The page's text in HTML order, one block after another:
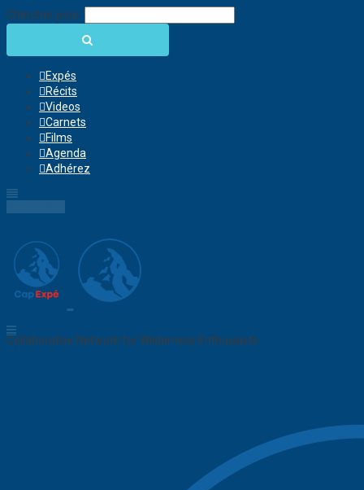
Chercher pour:
Expés
Récits
Videos
Carnets
Films
Agenda
Adhérez
Collaborative Network for Wilderness Enthusiasts